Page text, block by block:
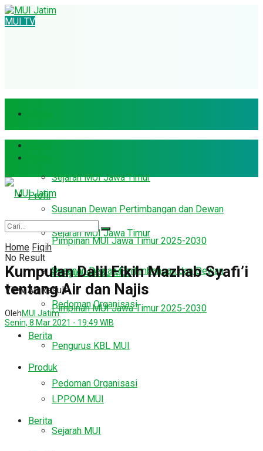
MUI TV
Sejarah MUI Jawa Timur
Susunan Dewan Pertimbangan dan Dewan
Pimpinan MUI Jawa Timur 2025-2030
Pengurus KBL MUI
Pedoman Organisasi
Berita
Produk
LPPOM MUI
Sejarah MUI
Profil
Sejarah MUI Jawa Timur
Susunan Dewan Pertimbangan dan Dewan
Pimpinan MUI Jawa Timur 2025-2030
Pengurus KBL MUI
Pedoman Organisasi
Berita
No Result
View All Result
Home Fiqih
Kumpulan Dalil Fikih Mazhab Syafi’i
tentang Air dan Najis
OlehMUI Jatim
Senin, 8 Mar 2021 - 19:49 WIB